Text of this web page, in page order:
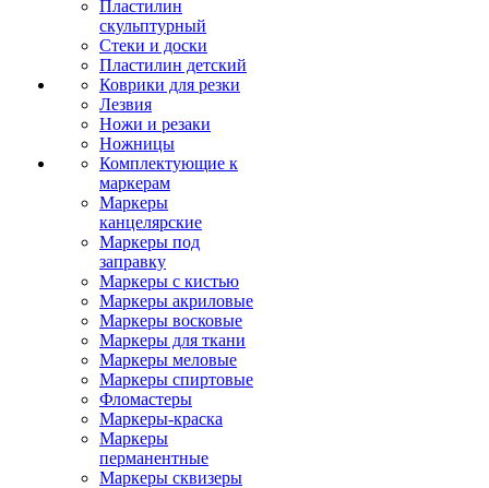
Пластилин
скульптурный
Стеки и доски
Пластилин детский
Коврики для резки
Лезвия
Ножи и резаки
Ножницы
Комплектующие к
маркерам
Маркеры
канцелярские
Маркеры под
заправку
Маркеры с кистью
Маркеры акриловые
Маркеры восковые
Маркеры для ткани
Маркеры меловые
Маркеры спиртовые
Фломастеры
Маркеры-краска
Маркеры
перманентные
Маркеры сквизеры